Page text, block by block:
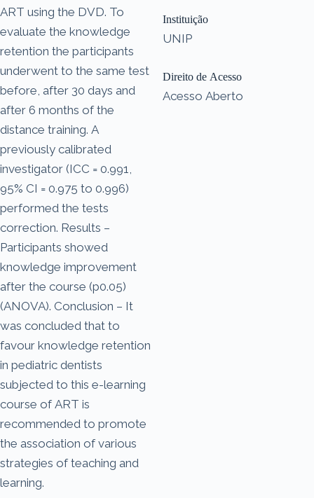
ART using the DVD. To
evaluate the knowledge
retention the participants
underwent to the same test
before, after 30 days and
after 6 months of the
distance training. A
previously calibrated
investigator (ICC = 0.991,
95% CI = 0.975 to 0.996)
performed the tests
correction. Results –
Participants showed
knowledge improvement
after the course (p0.05)
(ANOVA). Conclusion – It
was concluded that to
favour knowledge retention
in pediatric dentists
subjected to this e-learning
course of ART is
recommended to promote
the association of various
strategies of teaching and
learning.
Instituição
UNIP
Direito de Acesso
Acesso Aberto